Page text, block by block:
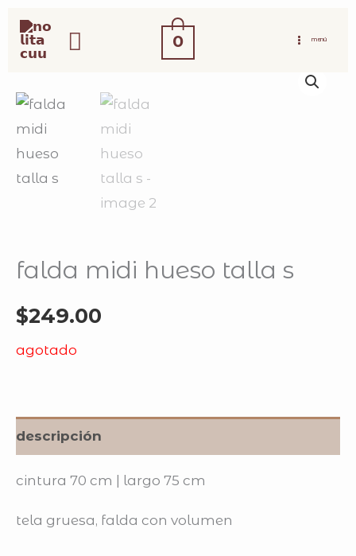
contenido
buscar 0 MENÚ
falda midi hueso talla s
$249.00
agotado
descripción
cintura 70 cm | largo 75 cm
tela gruesa, falda con volumen